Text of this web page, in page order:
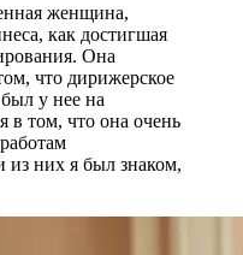
женщина,
как достигшая
Она
что дирижерское
у нее на
в том, что она очень
из них я был знаком,